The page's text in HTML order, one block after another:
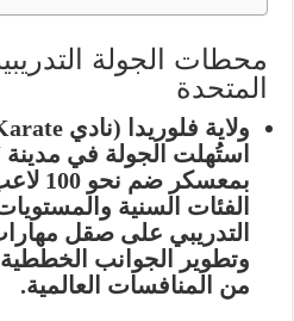
محطات الجولة
المتحدة
ولاية فلوريدا (نادي Stoney Brook Karate):
استُهلت الجولة في مدينة
الفئات السنية
التدريبي على صقل
وتطوير الجوانب الخططية
من المنافسات العالمية.